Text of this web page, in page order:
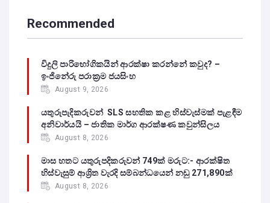
Recommended
විදුලි පාරිභෝගිකයින් ආරක්ෂා කරන්නේ කවුද? –
ඉංජිනේරු පරාක්‍රම ජයසිංහ
August 9, 2026
යතුරුපැදිකරුවන් SLS සහතික කළ හිස්වැස්මක් පැළඳීම
අනිවාර්යයි – ජාතික මාර්ග ආරක්ෂණ කවුන්සිලය
August 8, 2026
මාස හතට යතුරුපදිකරුවන් 749ක් මරුට:- ආරක්ෂිත
හිස්වැසුම් ආශ්‍රිත වැරදි සම්බන්ධයෙන් නඩු 271,890ක්
August 8, 2026